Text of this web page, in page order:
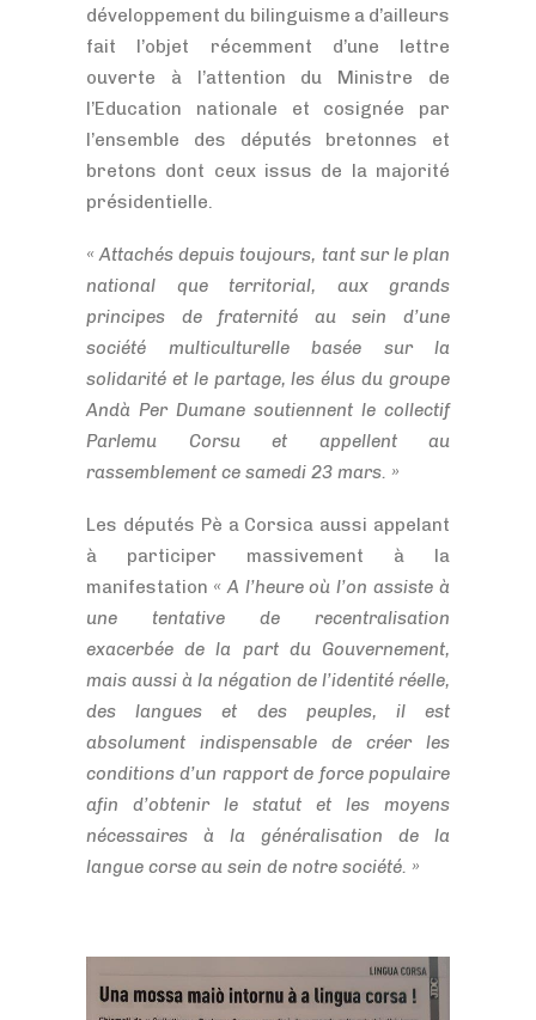
développement du bilinguisme a d’ailleurs
fait l’objet récemment d’une lettre
ouverte à l’attention du Ministre de
l’Education nationale et cosignée par
l’ensemble des députés bretonnes et
bretons dont ceux issus de la majorité
présidentielle.
« Attachés depuis toujours, tant sur le plan
national que territorial, aux grands
principes de fraternité au sein d’une
société multiculturelle basée sur la
solidarité et le partage, les élus du groupe
Andà Per Dumane soutiennent le collectif
Parlemu Corsu et appellent au
rassemblement ce samedi 23 mars. »
Les députés Pè a Corsica aussi appelant
à participer massivement à la
manifestation « A l’heure où l’on assiste à
une tentative de recentralisation
exacerbée de la part du Gouvernement,
mais aussi à la négation de l’identité réelle,
des langues et des peuples, il est
absolument indispensable de créer les
conditions d’un rapport de force populaire
afin d’obtenir le statut et les moyens
nécessaires à la généralisation de la
langue corse au sein de notre société. »